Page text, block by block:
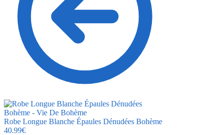
Robe Longue Blanche Épaules Dénudées Bohème
40.99€